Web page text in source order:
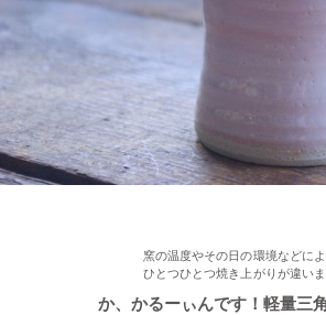
2022/12/28
≪再入荷≫ プレゼントにもおすすめ♪ぽっ
2022/12/22
窯の温度やその日の環境などによ
ひとつひとつ焼き上がりが違いま
か、かるーぃんです！軽量三